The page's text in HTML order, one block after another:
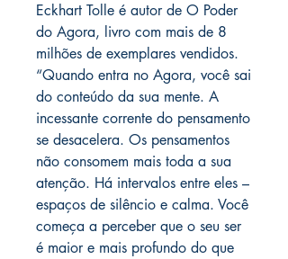
Eckhart Tolle é autor de O Poder
do Agora, livro com mais de 8
milhões de exemplares vendidos.
“Quando entra no Agora, você sai
do conteúdo da sua mente. A
incessante corrente do pensamento
se desacelera. Os pensamentos
não consomem mais toda a sua
atenção. Há intervalos entre eles –
espaços de silêncio e calma. Você
começa a perceber que o seu ser
é maior e mais profundo do que